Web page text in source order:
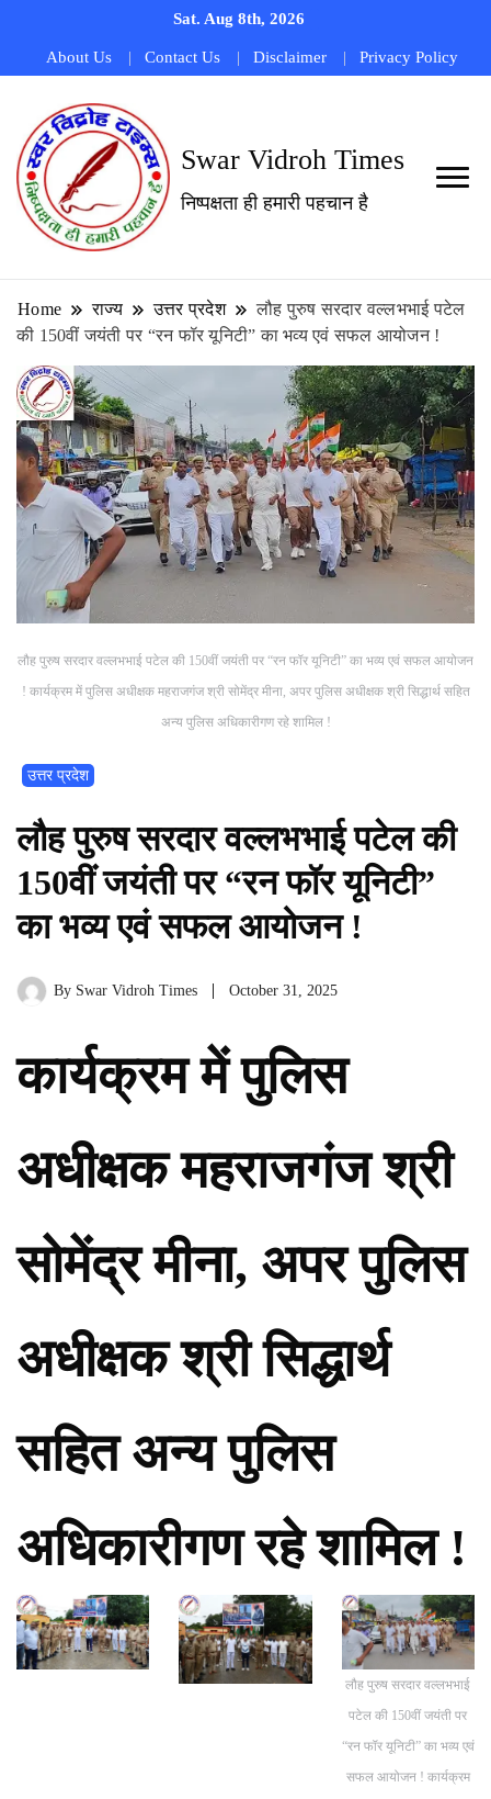
Sat. Aug 8th, 2026
About Us Contact Us Disclaimer Privacy Policy
Swar Vidroh Times
निष्पक्षता ही हमारी पहचान है
Home राज्य उत्तर प्रदेश
लौह पुरुष सरदार वल्लभभाई पटेल
की 150वीं जयंती पर “रन फॉर यूनिटी” का भव्य एवं सफल आयोजन !
लौह पुरुष सरदार वल्लभभाई पटेल की 150वीं जयंती पर “रन फॉर यूनिटी” का भव्य एवं सफल आयोजन
! कार्यक्रम में पुलिस अधीक्षक महराजगंज श्री सोमेंद्र मीना, अपर पुलिस अधीक्षक श्री सिद्धार्थ सहित
अन्य पुलिस अधिकारीगण रहे शामिल !
उत्तर प्रदेश
लौह पुरुष सरदार वल्लभभाई पटेल की
150वीं जयंती पर “रन फॉर यूनिटी”
का भव्य एवं सफल आयोजन !
By Swar Vidroh Times October 31, 2025
कार्यक्रम में पुलिस
अधीक्षक महराजगंज श्री
सोमेंद्र मीना, अपर पुलिस
अधीक्षक श्री सिद्धार्थ
सहित अन्य पुलिस
अधिकारीगण रहे शामिल !
लौह पुरुष सरदार वल्लभभाई
पटेल की 150वीं जयंती पर
“रन फॉर यूनिटी” का भव्य एवं
सफल आयोजन ! कार्यक्रम